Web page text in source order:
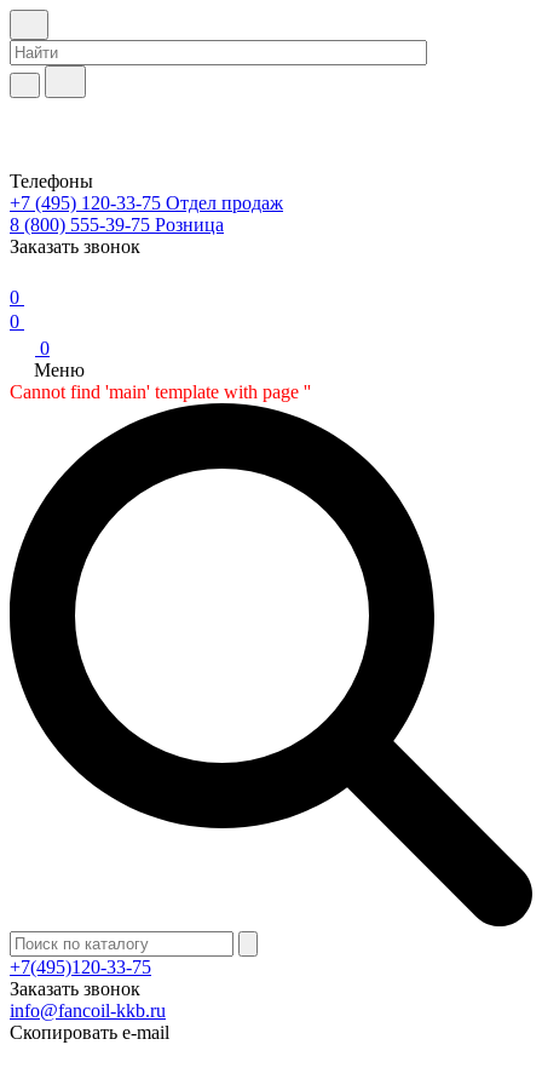
Телефоны
+7 (495) 120-33-75 Отдел продаж
8 (800) 555-39-75 Розница
Заказать звонок
0
0
0
Меню
Cannot find 'main' template with page ''
+7(495)120-33-75
Заказать звонок
info@fancoil-kkb.ru
Скопировать e-mail